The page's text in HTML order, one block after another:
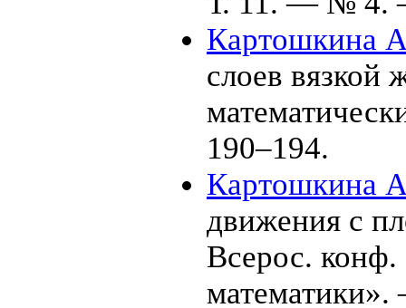
Картошкина
слоев вязкой
190–194.
Картошкина
движения с
Всерос.